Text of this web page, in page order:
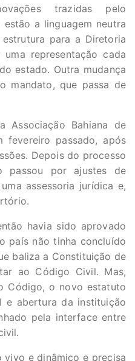
trazidas pelo
a linguagem neutra
para a Diretoria
representação cada
estado. Outra mudança
mandato, que passa de
Associação Bahiana de
fevereiro passado, após
Depois do processo
passou por ajustes de
assessoria jurídica e,
havia sido aprovado
país não tinha concluído
baliza a Constituição de
ao Código Civil. Mas,
Código, o novo estatuto
e abertura da instituição
pela interface entre
vivo e dinâmico e precisa